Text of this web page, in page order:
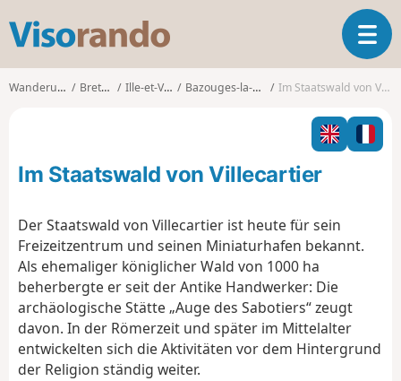
s
o
T
o
l
n
Wanderungen Bretagne Ille-et-Vilaine Bazouges-la-Pérouse Im Staatswald von Villecartier
Im Staatswald von Villecartier
Der Staatswald von Villecartier ist heute für sein
Freizeitzentrum und seinen Miniaturhafen bekannt.
Als ehemaliger königlicher Wald von 1000 ha
beherbergte er seit der Antike Handwerker: Die
archäologische Stätte „Auge des Sabotiers“ zeugt
davon. In der Römerzeit und später im Mittelalter
entwickelten sich die Aktivitäten vor dem Hintergrund
der Religion ständig weiter.